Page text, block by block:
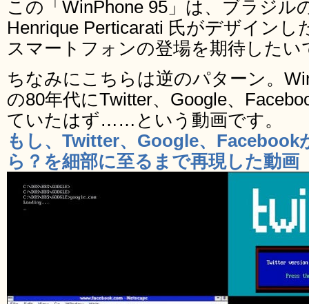
この「WinPhone 95」は、ブラジル
Henrique Perticarati 氏がデザイン
スマートフォンの登場を期待したい
ちなみにこちらは逆のパターン。
の80年代にTwitter、Google、
ていたはず……という動画です。
もし、Twitter、Google、Facebook
ら？を細部に至るまで再現した動画